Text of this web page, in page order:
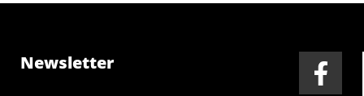
Newsletter